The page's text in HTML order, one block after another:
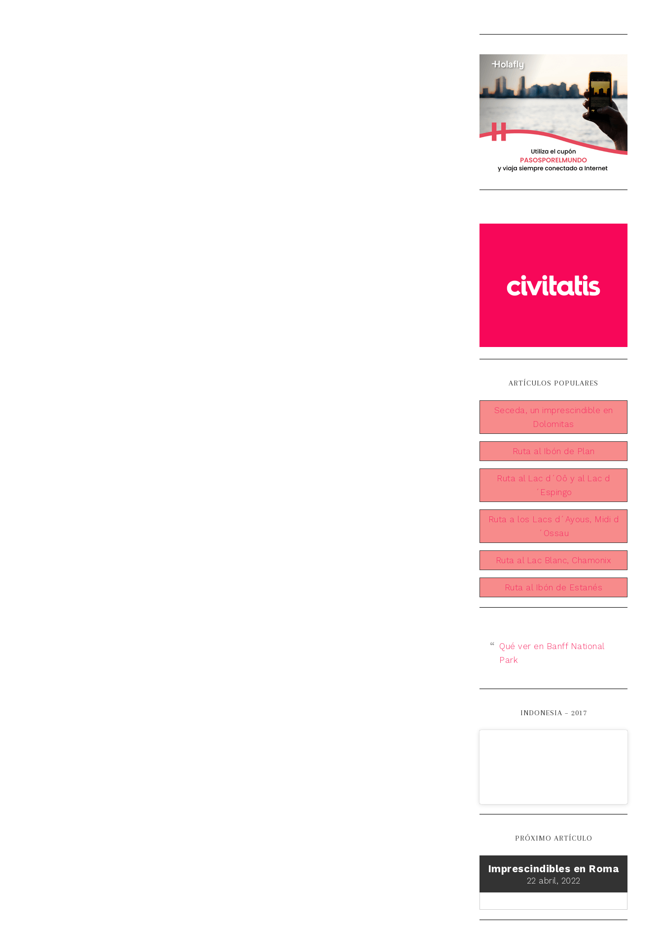
ARTÍCULOS POPULARES
Seceda, un imprescindible en
Dolomitas
Ruta al Ibón de Plan
Ruta al Lac d´Oô y al Lac d
´Espingo
Ruta a los Lacs d´Ayous, Midi d
´Ossau
Ruta al Lac Blanc, Chamonix
Ruta al Ibón de Estanés
Qué ver en Banff National
Park
INDONESIA – 2017
PRÓXIMO ARTÍCULO
Imprescindibles en Roma
22 abril, 2022